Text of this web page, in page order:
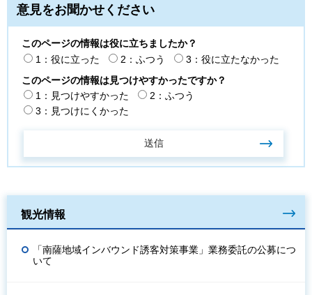
意見をお聞かせください
このページの情報は役に立ちましたか？
1：役に立った
2：ふつう
3：役に立たなかった
このページの情報は見つけやすかったですか？
1：見つけやすかった
2：ふつう
3：見つけにくかった
観光情報
「南薩地域インバウンド誘客対策事業」業務委託の公募につ
いて